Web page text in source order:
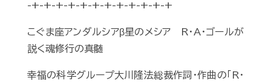
-+-+-+-+-+-+-+-+-+-+-+-+
こぐま座アンダルシアβ星のメシア R・A・ゴールが
説く魂修行の真髄
幸福の科学グループ大川隆法総裁作詞・作曲の「R・